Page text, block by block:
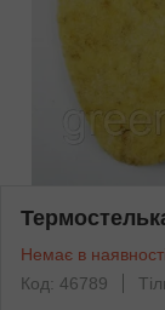
Немає в наявності
Код: 46789